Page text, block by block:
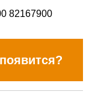
82167900